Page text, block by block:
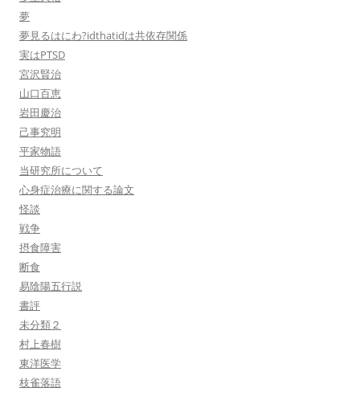
夢
夢見るはにわ?idthatidは共依存関係
実はPTSD
宮沢賢治
山口百恵
岩田慶治
己事究明
平家物語
当研究所について
心身症治療に関する論文
怪談
戦争
摂食障害
断食
易陰陽五行説
書評
未分類２
村上春樹
東洋医学
枝雀落語